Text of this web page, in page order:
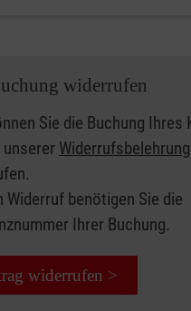
widerrufen
Sie die Buchung Ihres
Widerrufsbelehrung
Widerruf benötigen Sie die
Ihrer Buchung.
widerrufen >